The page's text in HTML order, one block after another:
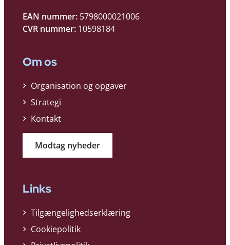
EAN nummer: 5798000021006
CVR nummer: 10598184
Om os
Organisation og opgaver
Strategi
Kontakt
Modtag nyheder
Links
Tilgængelighedserklæring
Cookiepolitik